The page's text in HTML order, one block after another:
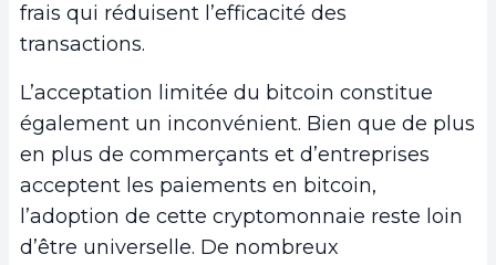
frais qui réduisent l’efficacité des
transactions.
L’acceptation limitée du bitcoin constitue
également un inconvénient. Bien que de plus
en plus de commerçants et d’entreprises
acceptent les paiements en bitcoin,
l’adoption de cette cryptomonnaie reste loin
d’être universelle. De nombreux